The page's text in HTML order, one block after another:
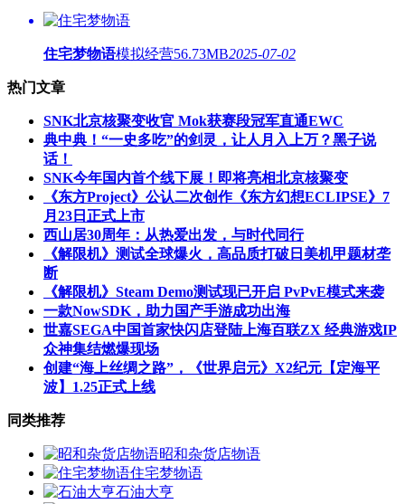
住宅梦物语模拟经营56.73MB2025-07-02
热门文章
SNK北京核聚变收官 Mok获赛段冠军直通EWC
典中典！“一史多吃”的剑灵，让人月入上万？黑子说
话！
SNK今年国内首个线下展！即将亮相北京核聚变
《东方Project》公认二次创作《东方幻想ECLIPSE》7
月23日正式上市
西山居30周年：从热爱出发，与时代同行
《解限机》测试全球爆火，高品质打破日美机甲题材垄
断
《解限机》Steam Demo测试现已开启 PvPvE模式来袭
一款NowSDK，助力国产手游成功出海
世嘉SEGA中国首家快闪店登陆上海百联ZX 经典游戏IP
众神集结燃爆现场
创建“海上丝绸之路”，《世界启元》X2纪元【定海平
波】1.25正式上线
同类推荐
昭和杂货店物语
住宅梦物语
石油大亨